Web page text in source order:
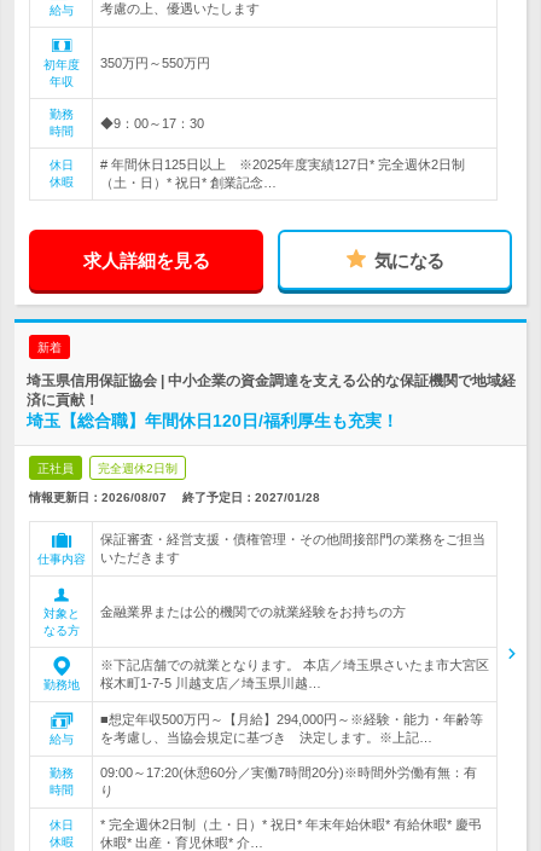
給与
考慮の上、優遇いたします
初年度
年収
350万円～550万円
勤務
時間
◆9：00～17：30
休日
休暇
# 年間休日125日以上 ※2025年度実績127日* 完全週休2日制
（土・日）* 祝日* 創業記念…
求人詳細を見る 気になる
新着
埼玉県信用保証協会 | 中小企業の資金調達を支える公的な保証機関で地域経
済に貢献！
埼玉【総合職】年間休日120日/福利厚生も充実！
正社員 完全週休2日制
情報更新日：2026/08/07 終了予定日： 2027/01/28
仕事内容
保証審査・経営支援・債権管理・その他間接部門の業務をご担当
いただきます
対象と
なる方
金融業界または公的機関での就業経験をお持ちの方
勤務地
※下記店舗での就業となります。 本店／埼玉県さいたま市大宮区
桜木町1-7-5 川越支店／埼玉県川越…
給与
■想定年収500万円～【月給】294,000円～※経験・能力・年齢等
を考慮し、当協会規定に基づき 決定します。※上記…
勤務
時間
09:00～17:20(休憩60分／実働7時間20分)※時間外労働有無：有
り
休日
休暇
* 完全週休2日制（土・日）* 祝日* 年末年始休暇* 有給休暇* 慶弔
休暇* 出産・育児休暇* 介…